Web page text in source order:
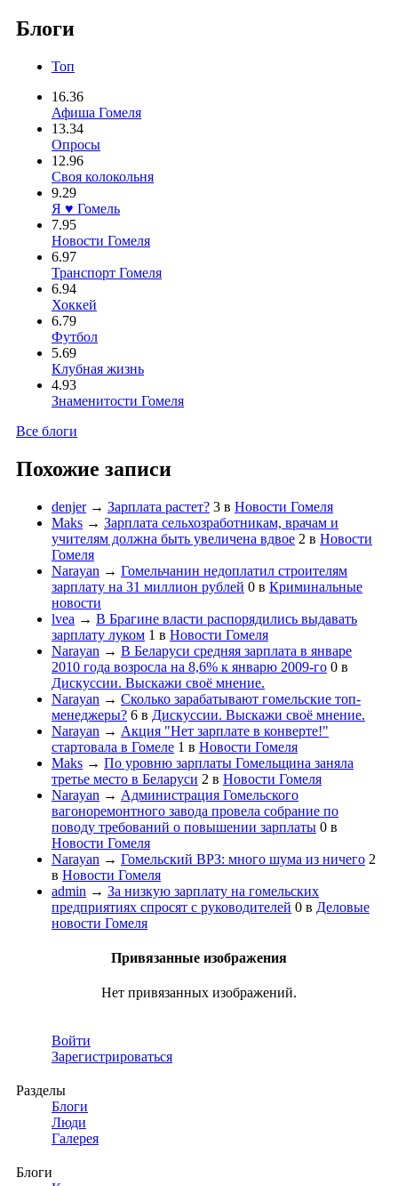
Блоги
Топ
16.36
Афиша Гомеля
13.34
Опросы
12.96
Своя колокольня
9.29
Я ♥ Гомель
7.95
Новости Гомеля
6.97
Транспорт Гомеля
6.94
Хоккей
6.79
Футбол
5.69
Клубная жизнь
4.93
Знаменитости Гомеля
Все блоги
Похожие записи
denjer→ Зарплата растет? 3 в Новости Гомеля
Maks → Зарплата сельхозработникам, врачам и
учителям должна быть увеличена вдвое 2 в Новости
Гомеля
Narayan → Гомельчанин недоплатил строителям
зарплату на 31 миллион рублей 0 в Криминальные
новости
lvea → В Брагине власти распорядились выдавать
зарплату луком 1 в Новости Гомеля
Narayan → В Беларуси средняя зарплата в январе
2010 года возросла на 8,6% к январю 2009-го 0 в
Дискуссии. Выскажи своё мнение.
Narayan → Сколько зарабатывают гомельские топ-
менеджеры? 6 в Дискуссии. Выскажи своё мнение.
Narayan → Акция "Нет зарплате в конверте!"
стартовала в Гомеле 1 в Новости Гомеля
Maks → По уровню зарплаты Гомельщина заняла
третье место в Беларуси 2 в Новости Гомеля
Narayan → Администрация Гомельского
вагоноремонтного завода провела собрание по
поводу требований о повышении зарплаты 0 в
Новости Гомеля
Narayan → Гомельский ВРЗ: много шума из ничего 2
в Новости Гомеля
admin → За низкую зарплату на гомельских
предприятиях спросят с руководителей 0 в Деловые
новости Гомеля
Привязанные изображения
Нет привязанных изображений.
Войти
Зарегистрироваться
Разделы
Блоги
Люди
Галерея
Блоги